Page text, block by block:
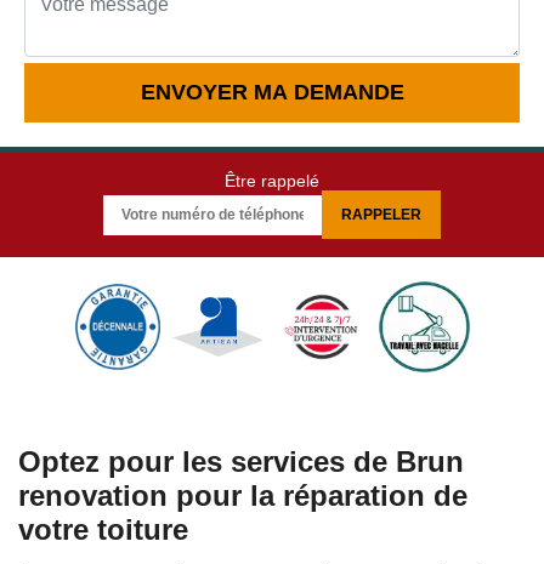
Être rappelé
Optez pour les services de Brun
renovation pour la réparation de
votre toiture